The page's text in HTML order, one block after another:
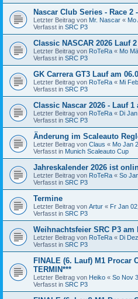
Nascar Club Series - Race 2
Letzter Beitrag von Mr. Nascar « Mo
Verfasst in SRC P3
Classic NASCAR 2026 Lauf
Letzter Beitrag von RoTeRa « Mo
Verfasst in SRC P3
GK Carrera GT3 Lauf am
Letzter Beitrag von RoTeRa « Mi
Verfasst in SRC P3
Classic Nascar 2026 - Lauf 1
Letzter Beitrag von RoTeRa « Di
Verfasst in SRC P3
Änderung im Scaleauto
Letzter Beitrag von Claus « Mo Jan
Verfasst in Munich Scaleauto Cup
Jahreskalender 2026 ist
Letzter Beitrag von RoTeRa « So
Verfasst in SRC P3
Termine
Letzter Beitrag von Artur « Fr Jan
Verfasst in SRC P3
Weihnachtsfeier SRC P3
Letzter Beitrag von RoTeRa « Di
Verfasst in SRC P3
FINALE (6. Lauf) M1 Procar
TERMIN***
Letzter Beitrag von Heiko « So Nov
Verfasst in SRC P3